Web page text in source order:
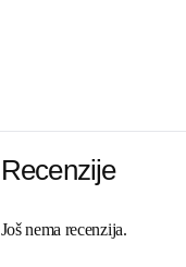
Recenzije
Još nema recenzija.